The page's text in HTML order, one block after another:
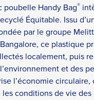
poubelle Handy Bag®
Équitable. Issu
par le groupe
ce plastique
localement, puis
et des
l’économie circulaire,
les conditions de vie